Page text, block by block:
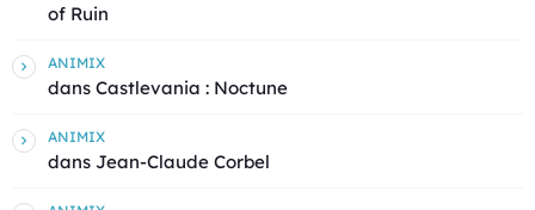
of Ruin
ANIMIX
dans Castlevania : Noctune
ANIMIX
dans Jean-Claude Corbel